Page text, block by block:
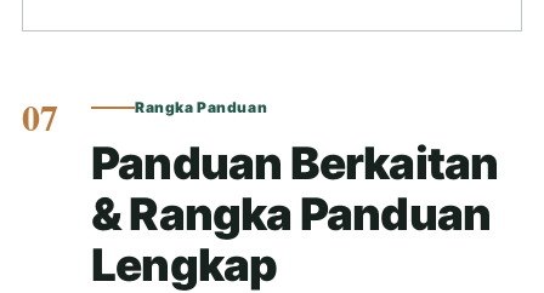
07 Rangka Panduan
Panduan Berkaitan
& Rangka Panduan
Lengkap